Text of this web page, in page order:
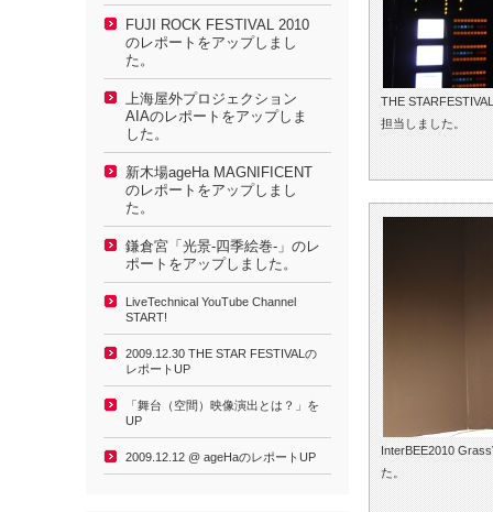
THE
担当しました。
InterBEE2010
た。
FUJI ROCK FESTIVAL 2010
のレポートをアップしまし
た。
上海屋外プロジェクション
AIAのレポートをアップしま
した。
新木場ageHa MAGNIFICENT
のレポートをアップしまし
た。
鎌倉宮「光景-四季絵巻-」のレ
ポートをアップしました。
LiveTechnical YouTube Channel
START!
2009.12.30 THE STAR FESTIVALの
レポートUP
「舞台（空間）映像演出とは？」を
UP
2009.12.12 @ ageHaのレポートUP